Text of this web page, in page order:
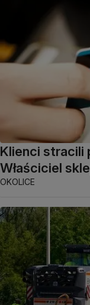
Klienci stracili
Właściciel
OKOLICE